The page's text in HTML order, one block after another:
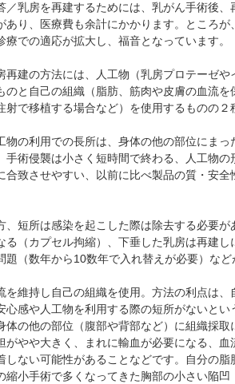
乳房を再建するためには、乳がん手術後、
あり、医療費も余計にかかります。ところ
療での適応が拡大し、福音となっています。
建の方法には、人工物（乳房プロテーゼや
のと自己の組織（脂肪、筋肉や皮膚の血流
射で移植する場合など）を使用するものの２
の利用での長所は、身体の他の部位にまっ
手術侵襲は小さく短時間で終わる、人工物
合致させやすい、以前に比べ製品の質・安
短所は感染を起こした際は除去する必要が
る（カプセル拘縮）、下垂した乳房は再建
題（数年から10数年で入れ替えが必要）など
維持し自己の組織を使用。方法の利点は、
心感や人工物を利用する際の短所がないとい
体の他の部位（腹部や背部など）に組織採
がやや大きく、まれに輸血が必要になる、
しない可能性があることなどです。自分の
縮小手術で多くなってきた胸部の小さい陥